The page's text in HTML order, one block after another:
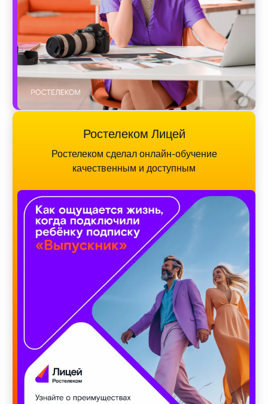
Ростелеком Лицей
Ростелеком сделал онлайн-обучение
качественным и доступным